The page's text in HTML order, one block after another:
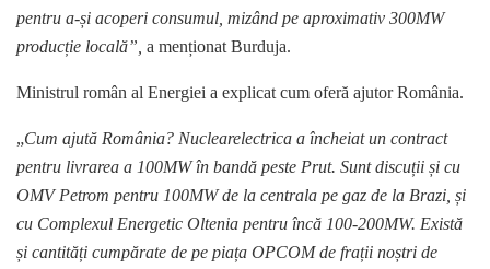
pentru a-și acoperi consumul, mizând pe aproximativ 300MW
producție locală”, a menționat Burduja.
Ministrul român al Energiei a explicat cum oferă ajutor România.
„Cum ajută România? Nuclearelectrica a încheiat un contract
pentru livrarea a 100MW în bandă peste Prut. Sunt discuții și cu
OMV Petrom pentru 100MW de la centrala pe gaz de la Brazi, și
cu Complexul Energetic Oltenia pentru încă 100-200MW. Există
și cantități cumpărate de pe piața OPCOM de frații noștri de